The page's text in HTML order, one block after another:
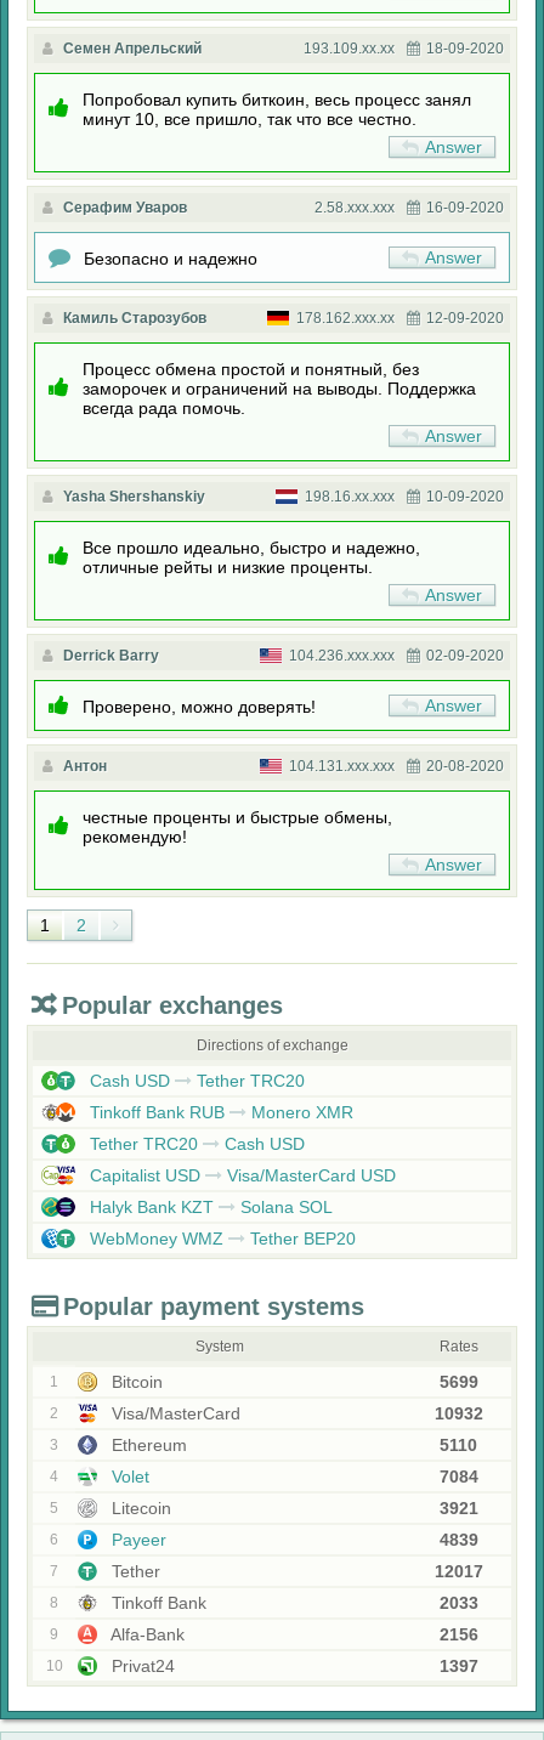
Семен Апрельский 18-09-2020
193.109.xx.xx
Попробовал купить биткоин, весь процесс занял
минут 10, все пришло, так что все честно.
Answer
Серафим Уваров 16-09-2020
2.58.xxx.xxx
Безопасно и надежно Answer
Камиль Старозубов 12-09-2020
178.162.xxx.xx
Процесс обмена простой и понятный, без
заморочек и ограничений на выводы. Поддержка
всегда рада помочь.
Answer
Yasha Shershanskiy 10-09-2020
198.16.xx.xxx
Все прошло идеально, быстро и надежно,
отличные рейты и низкие проценты.
Answer
Derrick Barry 02-09-2020
104.236.xxx.xxx
Проверено, можно доверять! Answer
Антон 20-08-2020
104.131.xxx.xxx
честные проценты и быстрые обмены,
рекомендую!
Answer
1 2
Popular exchanges
Directions of exchange
Cash USD
Tether TRC20
Tinkoff Bank RUB
Monero XMR
Tether TRC20
Cash USD
Capitalist USD
Visa/MasterCard USD
Halyk Bank KZT
Solana SOL
WebMoney WMZ
Tether BEP20
Popular payment systems
System Rates
1 Bitcoin 5699
2 Visa/MasterCard 10932
3 Ethereum 5110
4 Volet 7084
5 Litecoin 3921
6 Payeer 4839
7 Tether 12017
8 Tinkoff Bank 2033
9 Alfa-Bank 2156
10 Privat24 1397